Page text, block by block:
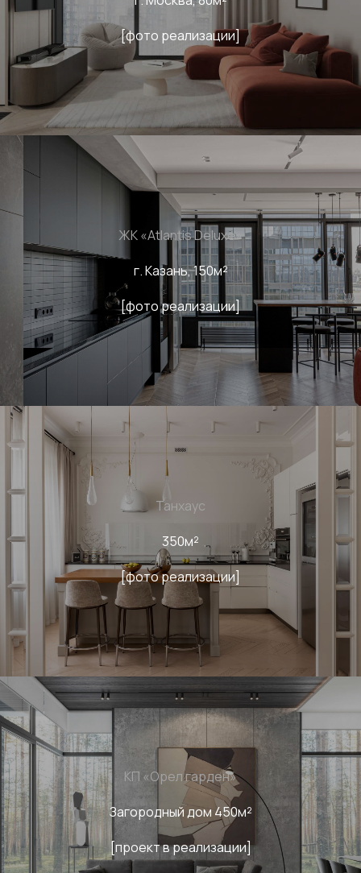
[фото реализации]
ЖК «Atlantis Deluxe»
г. Казань, 150м²
[фото реализации]
Танхаус
350м²
[фото реализации]
КП «Орел гарден»
Загородный дом 450м²
[проект в реализации]